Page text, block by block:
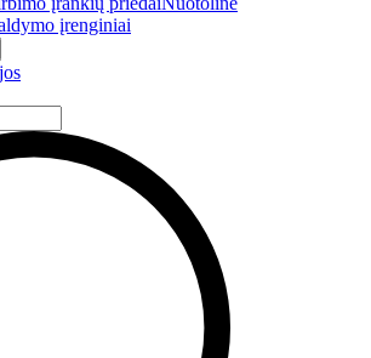
įrenginiai